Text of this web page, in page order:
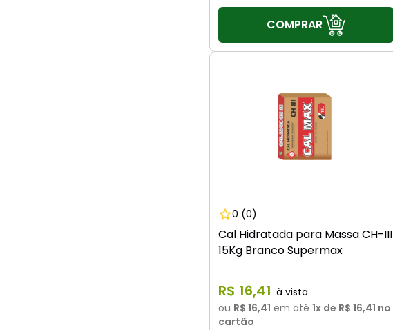
COMPRAR
0 (0)
Cal Hidratada para Massa CH-III
15Kg Branco Supermax
R$ 16,41
ou R$ 16,41 em até 1x de R$ 16,41 no
cartão